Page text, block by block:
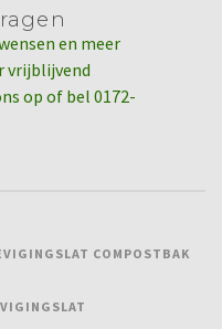
en meer
vrijblijvend
op of bel 0172-
COMPOSTBAK